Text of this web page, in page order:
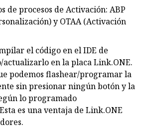
de procesos de Activación: ABP
y OTAA (Activación
el código en el IDE de
en la placa Link.ONE.
podemos flashear/programar la
sin presionar ningún botón y la
lo programado
es una ventaja de Link.ONE